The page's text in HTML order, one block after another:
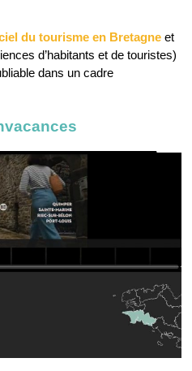
du tourisme en Bretagneet
d’habitants et de touristes)
dans un cadre